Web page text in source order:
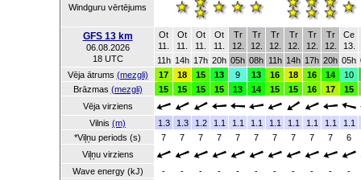
Windguru vērtējums
GFS 13 km
06.08.2026
18 UTC
Ot
11.
Ot
11.
Ot
11.
Ot
11.
Tr
12.
Tr
12.
Tr
12.
Tr
12.
Tr
12.
Tr
12.
Ce
13.
11h 14h 17h 20h 05h 08h 11h 14h 17h 20h 05h
Vēja ātrums (mezgli) 17 18 15 13 9 13 16 18 16 14
10
Brāzmas (mezgli) 15 15 15 15 13 14 15 15 16 17
15
Vēja virziens
Vilnis (m) 1.3 1.3 1.2 1.1 1.1 1.1 1.1 1.1 1.1 1.1
1.1
*Viļņu periods (s)
7 7 7 7 7 7 7 7 7 7
6
Viļņu virziens
Wave energy (kJ)
- - - - - - - - - -
-